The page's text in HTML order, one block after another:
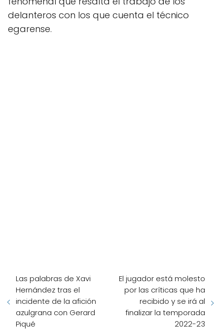
delanteros con los que cuenta el técnico
egarense.
Las palabras de Xavi
Hernández tras el
incidente de la afición
azulgrana con Gerard
Piqué
El jugador está molesto
por las críticas que ha
recibido y se irá al
finalizar la temporada
2022-23